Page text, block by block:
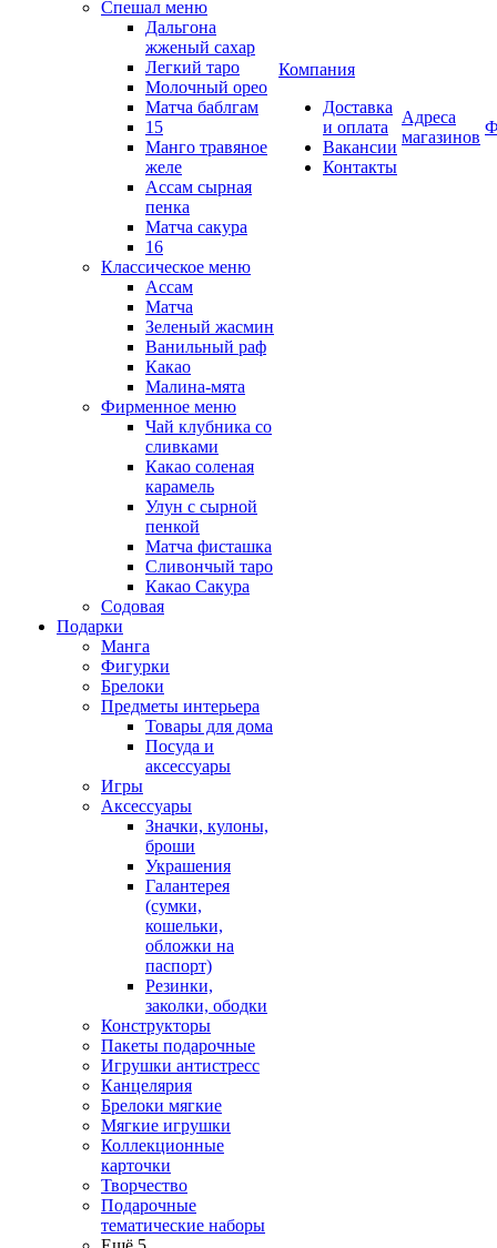
Спешал меню
Дальгона
жженый сахар
Легкий таро
Молочный орео
Матча баблгам
15
Манго травяное
желе
Ассам сырная
пенка
Матча сакура
16
Классическое меню
Ассам
Матча
Зеленый жасмин
Ванильный раф
Какао
Малина-мята
Фирменное меню
Чай клубника со
сливками
Какао соленая
карамель
Улун с сырной
пенкой
Матча фисташка
Сливончый таро
Какао Сакура
Содовая
Подарки
Манга
Фигурки
Брелоки
Предметы интерьера
Товары для дома
Посуда и
аксессуары
Игры
Аксессуары
Значки, кулоны,
броши
Украшения
Галантерея
(сумки,
кошельки,
обложки на
паспорт)
Резинки,
заколки, ободки
Конструкторы
Пакеты подарочные
Игрушки антистресс
Канцелярия
Брелоки мягкие
Мягкие игрушки
Коллекционные
карточки
Творчество
Подарочные
тематические наборы
Компания
Доставка
и оплата
Вакансии
Контакты
Адреса
магазинов